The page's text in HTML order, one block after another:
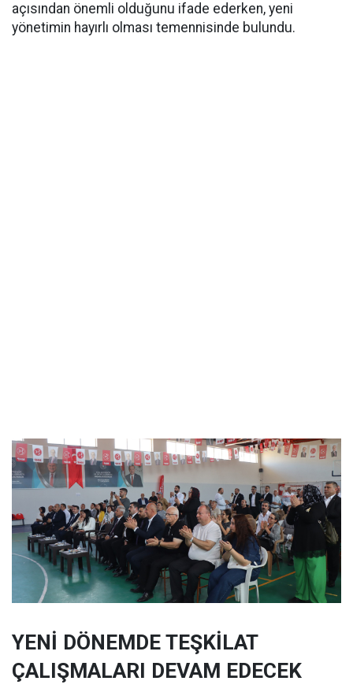
açısından önemli olduğunu ifade ederken, yeni
yönetimin hayırlı olması temennisinde bulundu.
YENİ DÖNEMDE TEŞKİLAT
ÇALIŞMALARI DEVAM EDECEK